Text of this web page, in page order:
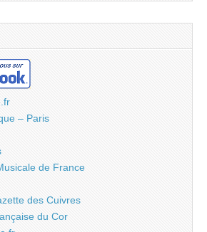
– Paris
de France
des Cuivres
du Cor